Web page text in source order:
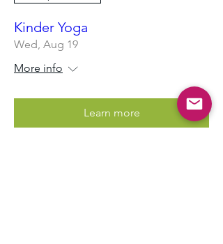
Kinder Yoga
Wed, Aug 19
More info
Learn more